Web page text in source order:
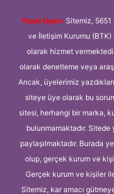
Yasal Uyarı: Sitemiz, 5651
ve İletişim Kurumu (BTK)
olarak hizmet
olarak denetleme veya
Ancak, üyelerimiz
siteye üye olarak bu
sitesi, herhangi bir marka,
bulunmamaktadır. Sitede
paylaşılmaktadır. Burada
olup, gerçek kurum ve
Gerçek kurum ve kişiler
Sitemiz, kar amacı